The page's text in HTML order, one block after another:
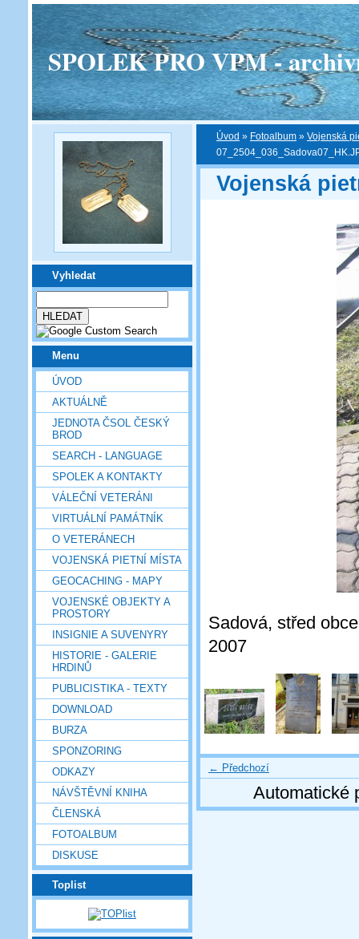
SPOLEK PRO VPM -
Vyhledat
Menu
ÚVOD
AKTUÁLNĚ
JEDNOTA ČSOL ČESKÝ
BROD
SEARCH - LANGUAGE
SPOLEK A KONTAKTY
VÁLEČNÍ VETERÁNI
VIRTUÁLNÍ PAMÁTNÍK
O VETERÁNECH
VOJENSKÁ PIETNÍ MÍSTA
GEOCACHING - MAPY
VOJENSKÉ OBJEKTY A
PROSTORY
INSIGNIE A SUVENYRY
HISTORIE - GALERIE
HRDINŮ
PUBLICISTIKA - TEXTY
DOWNLOAD
BURZA
SPONZORING
ODKAZY
NÁVŠTĚVNÍ KNIHA
ČLENSKÁ
FOTOALBUM
DISKUSE
Toplist
Úvod » Fotoalbum » Vojenská
Vojenská
Sadová, střed
2007
← Předchozí
Automatické